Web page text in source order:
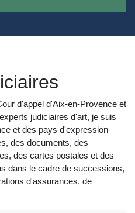
d'appel d'Aix-en-Provence et
judiciaires d'art, je suis
et des pays d'expression
des documents, des
des cartes postales et des
dans le cadre de successions,
d'assurances, de